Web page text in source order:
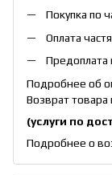
Покупка по
Оплата
Предоплата
Подробнее об
Возврат
(услуги по
Подробнее о